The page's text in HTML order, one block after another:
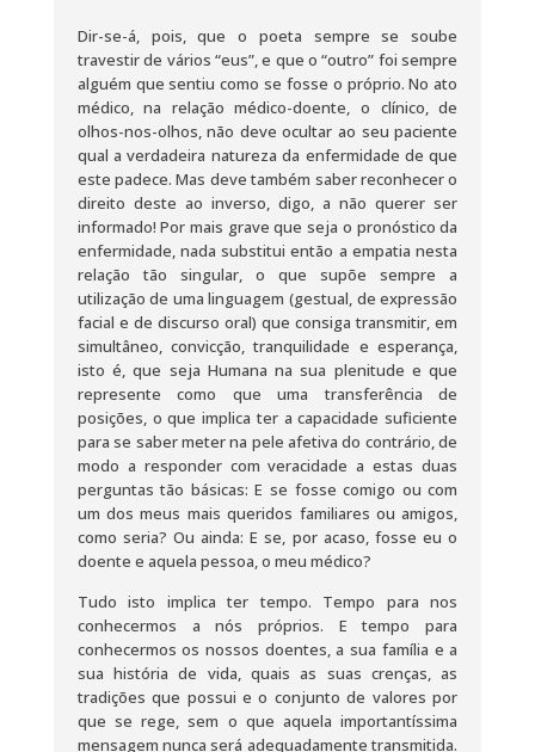
Dir-se-á, pois, que o poeta sempre se soube
travestir de vários “eus”, e que o “outro” foi sempre
alguém que sentiu como se fosse o próprio. No ato
médico, na relação médico-doente, o clínico, de
olhos-nos-olhos, não deve ocultar ao seu paciente
qual a verdadeira natureza da enfermidade de que
este padece. Mas deve também saber reconhecer o
direito deste ao inverso, digo, a não querer ser
informado! Por mais grave que seja o pronóstico da
enfermidade, nada substitui então a empatia nesta
relação tão singular, o que supõe sempre a
utilização de uma linguagem (gestual, de expressão
facial e de discurso oral) que consiga transmitir, em
simultâneo, convicção, tranquilidade e esperança,
isto é, que seja Humana na sua plenitude e que
represente como que uma transferência de
posições, o que implica ter a capacidade suficiente
para se saber meter na pele afetiva do contrário, de
modo a responder com veracidade a estas duas
perguntas tão básicas: E se fosse comigo ou com
um dos meus mais queridos familiares ou amigos,
como seria? Ou ainda: E se, por acaso, fosse eu o
doente e aquela pessoa, o meu médico?
Tudo isto implica ter tempo. Tempo para nos
conhecermos a nós próprios. E tempo para
conhecermos os nossos doentes, a sua família e a
sua história de vida, quais as suas crenças, as
tradições que possui e o conjunto de valores por
que se rege, sem o que aquela importantíssima
mensagem nunca será adequadamente transmitida.